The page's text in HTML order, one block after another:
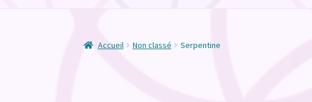
Accueil Non classé Serpentine